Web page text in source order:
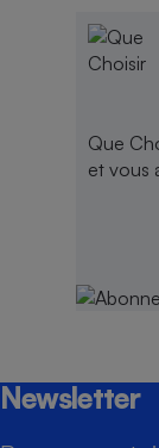
Que
et vous
Newsletter